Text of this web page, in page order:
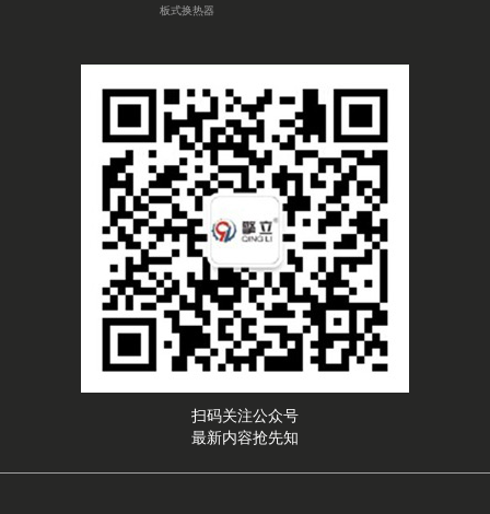
板式换热器
扫码关注公众号
最新内容抢先知